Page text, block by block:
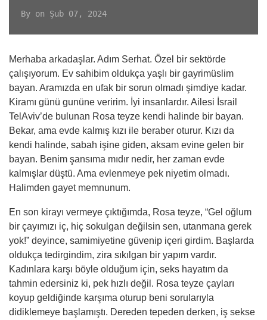
By on Şub 07, 2024
Merhaba arkadaşlar. Adım Serhat. Özel bir sektörde
çalışıyorum. Ev sahibim oldukça yaşlı bir gayrimüslim
bayan. Aramızda en ufak bir sorun olmadı şimdiye kadar.
Kiramı günü gunüne veririm. İyi insanlardır. Ailesi İsrail
TelAviv’de bulunan Rosa teyze kendi halinde bir bayan.
Bekar, ama evde kalmış kızı ile beraber oturur. Kızı da
kendi halinde, sabah işine giden, aksam evine gelen bir
bayan. Benim şansıma mıdır nedir, her zaman evde
kalmışlar düştü. Ama evlenmeye pek niyetim olmadı.
Halimden gayetmemnunum.
En son kirayı vermeye çıktığımda, Rosa teyze, “Gel oğlum
bir çayımızı iç, hiç sokulgan değilsin sen, utanmana gerek
yok!” deyince, samimiyetine güvenip içeri girdim. Başlarda
oldukça tedirgindim, zira sıkılgan bir yapım vardır.
Kadınlara karşı böyle olduğum için, seks hayatım da
tahmin edersiniz ki, pek hızlı değil. Rosa teyze çayları
koyup geldiğinde karşıma oturup beni sorularıyla
didiklemeye başlamıştı. Dereden tepeden derken, iş sekse